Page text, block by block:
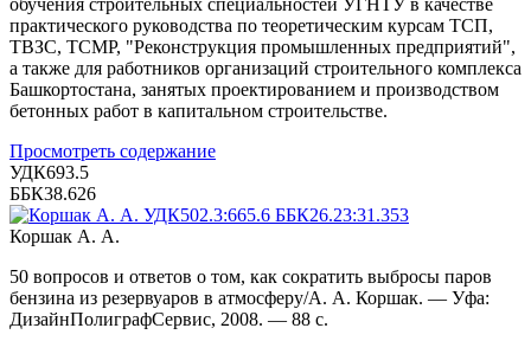
практического руководства по теоретическим курсам ТСП,
ТВЗС, ТСМР, "Реконструкция промышленных предприятий",
а также для работников организаций строительного комплекса
Башкортостана, занятых проектированием и производством
бетонных работ в капитальном строительстве.
Просмотреть содержание
УДК693.5
ББК38.626
Коршак А. А.
50 вопросов и ответов о том, как сократить выбросы паров
бензина из резервуаров в атмосферу/А. А. Коршак. — Уфа:
ДизайнПолиграфСервис, 2008. — 88 с.